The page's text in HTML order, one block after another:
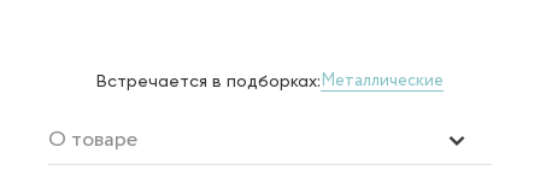
Встречается в подборках:Металлические
О товаре